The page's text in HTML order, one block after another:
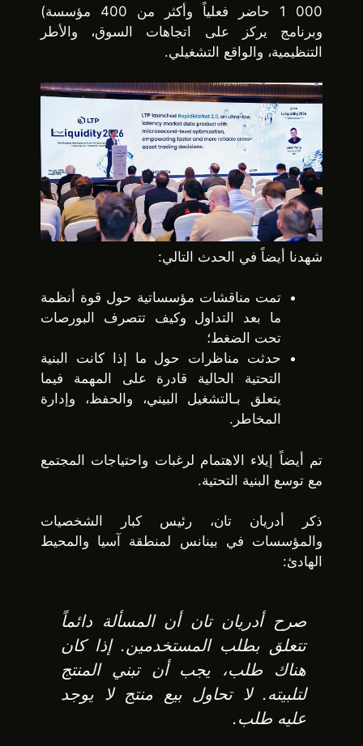
1 000 حاضر فعلياً وأكثر من 400 مؤسسة)
وبرنامج يركز على اتجاهات السوق، والأطر
التنظيمية، والواقع التشغيلي.
شهدنا أيضاً في الحدث التالي:
تمت مناقشات مؤسساتية حول قوة أنظمة
ما بعد التداول وكيف تتصرف البورصات
تحت الضغط؛
حدثت مناظرات حول ما إذا كانت البنية
التحتية الحالية قادرة على المهمة فيما
يتعلق بـالتشغيل البيني، والحفظ، وإدارة
المخاطر.
تم أيضاً إيلاء الاهتمام لرغبات واحتياجات المجتمع
مع توسع البنية التحتية.
ذكر أدريان تان، رئيس كبار الشخصيات
والمؤسسات في بينانس لمنطقة آسيا والمحيط
الهادئ:
صرح أدريان تان أن المسألة دائماً
تتعلق بطلب المستخدمين. إذا كان
هناك طلب، يجب أن تبني المنتج
لتلبيته. لا تحاول بيع منتج لا يوجد
عليه طلب.